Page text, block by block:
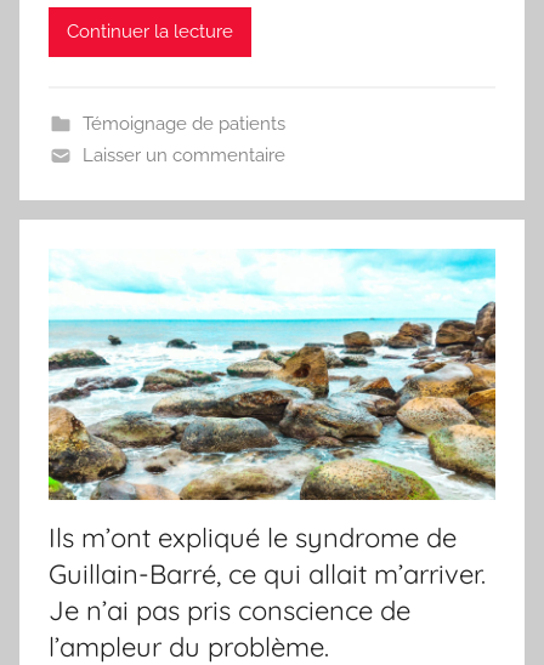
Continuer la lecture
Témoignage de patients
Laisser un commentaire
Ils m’ont expliqué le syndrome de
Guillain-Barré, ce qui allait m’arriver.
Je n’ai pas pris conscience de
l’ampleur du problème.